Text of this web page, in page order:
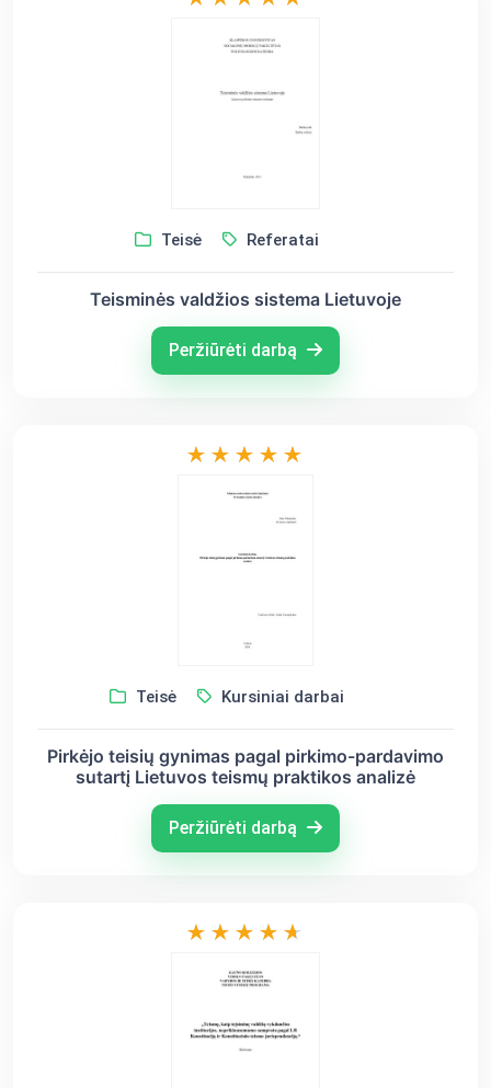
Teisė Referatai
Teisminės valdžios sistema Lietuvoje
Peržiūrėti darbą
Teisė Kursiniai darbai
Pirkėjo teisių gynimas pagal pirkimo-pardavimo
sutartį Lietuvos teismų praktikos analizė
Peržiūrėti darbą